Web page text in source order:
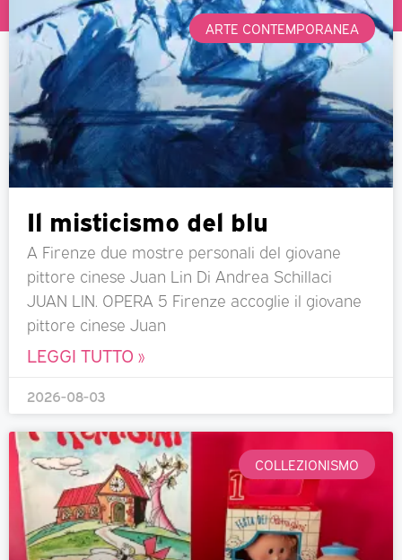
ARTE CONTEMPORANEA
Il misticismo del blu
A Firenze due mostre personali del giovane
pittore cinese Juan Lin Di Andrea Schillaci
JUAN LIN. OPERA 5 Firenze accoglie il giovane
pittore cinese Juan
LEGGI TUTTO »
2026-08-03
COLLEZIONISMO